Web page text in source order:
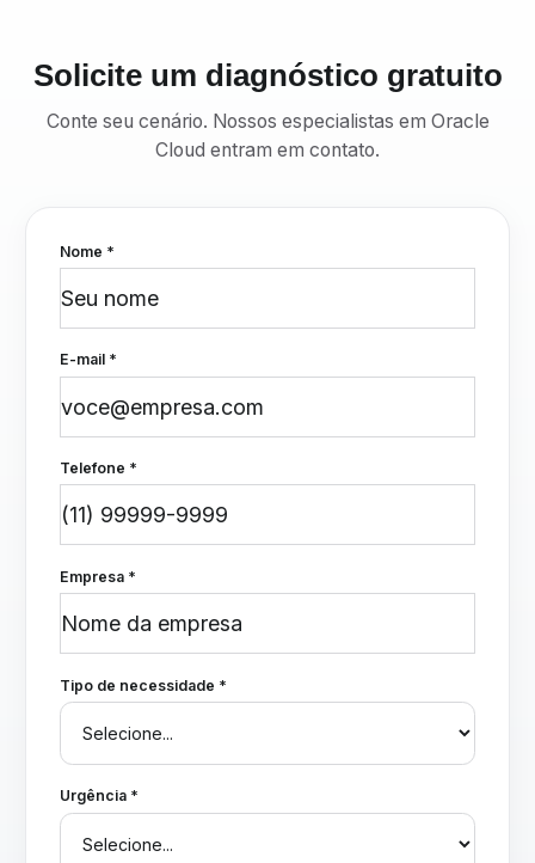
Solicite um diagnóstico gratuito
Conte seu cenário. Nossos especialistas em Oracle
Cloud entram em contato.
Nome *
E-mail *
Telefone *
Empresa *
Tipo de necessidade *
Urgência *